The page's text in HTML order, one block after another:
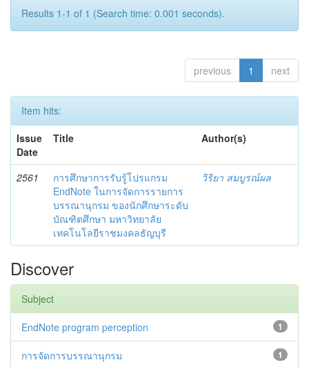
Results 1-1 of 1 (Search time: 0.001 seconds).
previous 1 next
Item hits:
Issue
Date
Title Author(s)
2561
การศึกษาการรับรู้โปรแกรม
EndNote ในการจัดการรายการ
บรรณานุกรม ของนักศึกษาระดับ
บัณฑิตศึกษา มหาวิทยาลัย
เทคโนโลยีราชมงคลธัญบุรี
วิริยา สมบูรณ์ผล
Discover
Subject
1
EndNote program perception
1
การจัดการบรรณานุกรม